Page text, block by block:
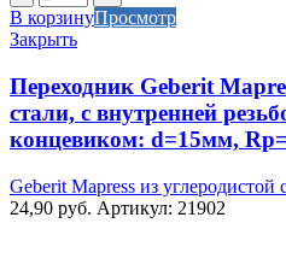
товара
Переходник
Geberit
из
углеродистой
стали,
внутренней
резьбой
В корзинуПросмотр
Закрыть
Переходник Geberit
стали, с внутренней
концевиком: d=15мм,
Geberit Mapress из углеродистой
24,90 руб. Артикул: 21902